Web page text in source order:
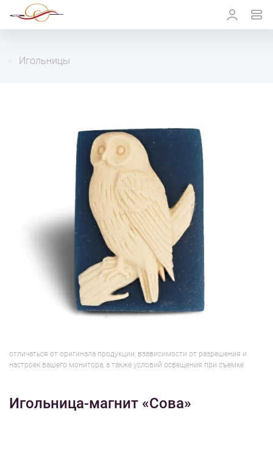
Игольницы
1/2
отличаться от оригинала продукции, взависимости от разрешения и
настроек вашего монитора, а также условий освещения при съемке
Игольница-магнит «Сова»